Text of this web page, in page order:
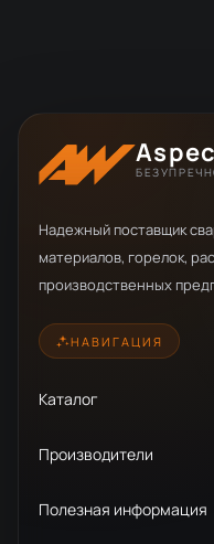
Надежный поставщик
материалов, горелок,
производственных
НАВИГАЦИЯ
Каталог
Производители
Полезная информация